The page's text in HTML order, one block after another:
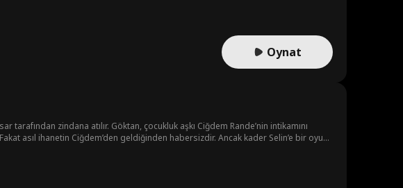
Oynat
zindana atılır. Göktan, çocukluk aşkı Ciğdem Rande’nin intikamını
asıl ihanetin Ciğdem’den geldiğinden habersizdir. Ancak kader Selin’e bir oyun